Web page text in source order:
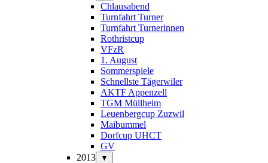
Chlausabend
Turnfahrt Turner
Turnfahrt Turnerinnen
Rothristcup
VFzR
1. August
Sommerspiele
Schnellste Tägerwiler
AKTF Appenzell
TGM Müllheim
Leuenbergcup Zuzwil
Maibummel
Dorfcup UHCT
GV
2013
▼